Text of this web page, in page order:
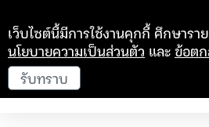
เว็บไซต์นี้มีการใช้งานคุกกี้ ศึกษารา
นโยบายความเป็นส่วนตัว และข้อต
รับทราบ